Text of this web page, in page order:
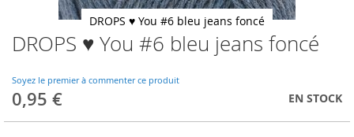
DROPS ♥ You #6 bleu jeans foncé
Soyez le premier à commenter ce produit
0,95 € EN STOCK
DROPS ♥ You #6 bleu jeans foncé
Skip
to
beginning
of
the